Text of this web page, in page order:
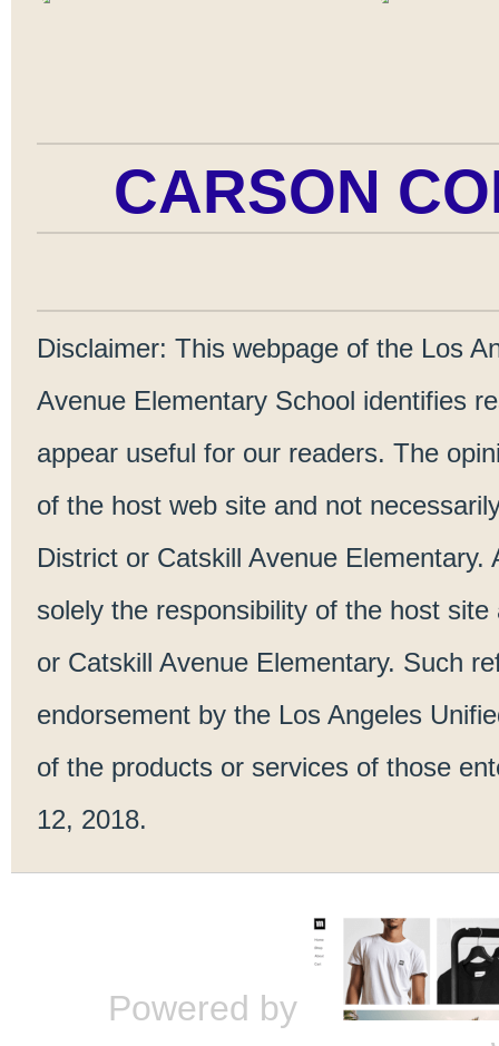
CARSON
Disclaimer: This webpage of the Los
Avenue Elementary School identifies
appear useful for our readers. The
of the host web site and not
District or Catskill Avenue
solely the responsibility of the host
or Catskill Avenue Elementary. Such
endorsement by the Los Angeles
of the products or services of those
12, 2018.
Powered by